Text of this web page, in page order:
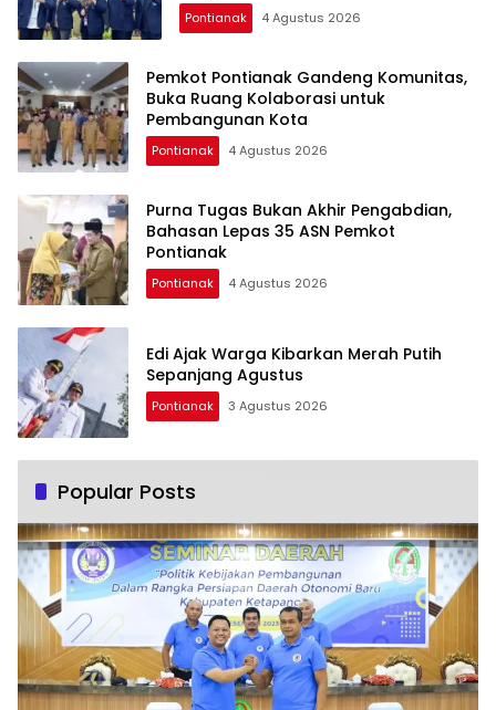
Pontianak 4 Agustus 2026
Pemkot Pontianak Gandeng Komunitas,
Buka Ruang Kolaborasi untuk
Pembangunan Kota
Pontianak 4 Agustus 2026
Purna Tugas Bukan Akhir Pengabdian,
Bahasan Lepas 35 ASN Pemkot
Pontianak
Pontianak 4 Agustus 2026
Edi Ajak Warga Kibarkan Merah Putih
Sepanjang Agustus
Pontianak 3 Agustus 2026
Popular Posts